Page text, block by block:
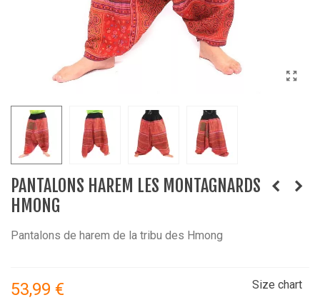
PANTALONS HAREM LES MONTAGNARDS
HMONG
Pantalons de harem de la tribu des Hmong
53,99 € Size chart